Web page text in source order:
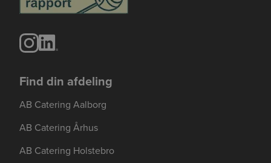
Find din afdeling
AB Catering Aalborg
AB Catering Århus
AB Catering Holstebro